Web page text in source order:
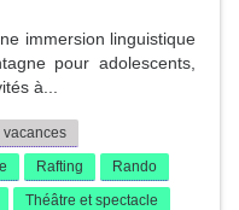
immersion linguistique
pour adolescents,
à...
Rafting
Rando
Théâtre et spectacle